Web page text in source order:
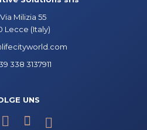
Via Milizia 55
Lecce (Italy)
338 3137911
UNS